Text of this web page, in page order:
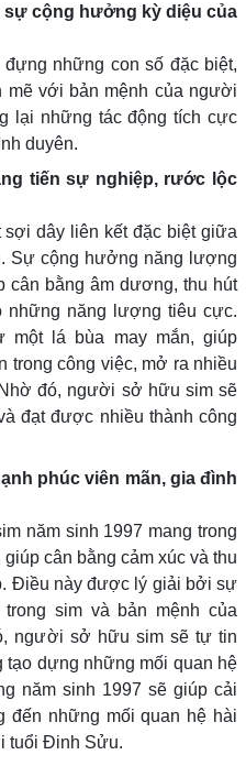
sự cộng hưởng kỳ diệu của
những con số đặc biệt,
với bản mệnh của người
lại những tác động tích cực
duyên.
tiến sự nghiệp, rước lộc
sợi dây liên kết đặc biệt giữa
Sự cộng hưởng năng lượng
cân bằng âm dương, thu hút
những năng lượng tiêu cực.
một lá bùa may mắn, giúp
công việc, mở ra nhiều
đó, người sở hữu sim sẽ
đạt được nhiều thành công
phúc viên mãn, gia đình
năm sinh 1997 mang trong
cân bằng cảm xúc và thu
Điều này được lý giải bởi sự
sim và bản mệnh của
người sở hữu sim sẽ tự tin
tạo dựng những mối quan hệ
năm sinh 1997 sẽ giúp cải
đến những mối quan hệ hài
tuổi Đinh Sửu.